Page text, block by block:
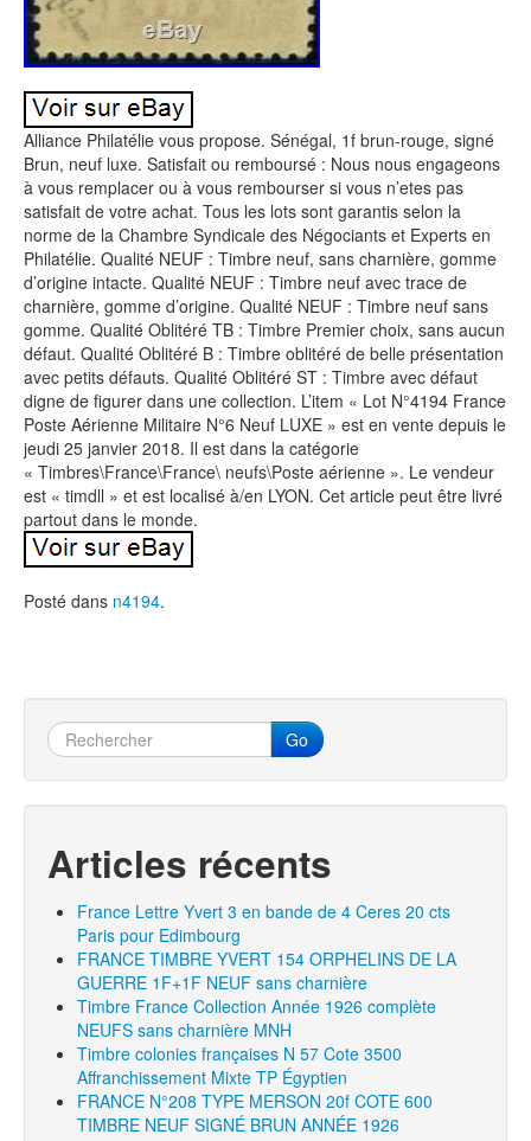
Alliance Philatélie vous propose. Sénégal, 1f brun-rouge, signé
Brun, neuf luxe. Satisfait ou remboursé : Nous nous engageons
à vous remplacer ou à vous rembourser si vous n’etes pas
satisfait de votre achat. Tous les lots sont garantis selon la
norme de la Chambre Syndicale des Négociants et Experts en
Philatélie. Qualité NEUF : Timbre neuf, sans charnière, gomme
d’origine intacte. Qualité NEUF : Timbre neuf avec trace de
charnière, gomme d’origine. Qualité NEUF : Timbre neuf sans
gomme. Qualité Oblitéré TB : Timbre Premier choix, sans aucun
défaut. Qualité Oblitéré B : Timbre oblitéré de belle présentation
avec petits défauts. Qualité Oblitéré ST : Timbre avec défaut
digne de figurer dans une collection. L’item « Lot N°4194 France
Poste Aérienne Militaire N°6 Neuf LUXE » est en vente depuis le
jeudi 25 janvier 2018. Il est dans la catégorie
« Timbres\France\France\ neufs\Poste aérienne ». Le vendeur
est « timdll » et est localisé à/en LYON. Cet article peut être livré
partout dans le monde.
Posté dans n4194.
Go
Articles récents
France Lettre Yvert 3 en bande de 4 Ceres 20 cts
Paris pour Edimbourg
FRANCE TIMBRE YVERT 154 ORPHELINS DE LA
GUERRE 1F+1F NEUF sans charnière
Timbre France Collection Année 1926 complète
NEUFS sans charnière MNH
Timbre colonies françaises N 57 Cote 3500
Affranchissement Mixte TP Égyptien
FRANCE N°208 TYPE MERSON 20f COTE 600
TIMBRE NEUF SIGNÉ BRUN ANNÉE 1926